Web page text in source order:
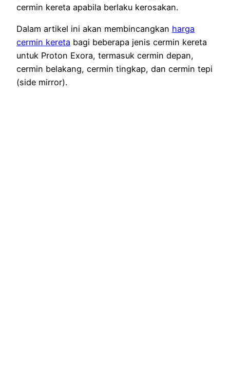
cermin kereta apabila berlaku kerosakan.
Dalam artikel ini akan membincangkan harga
cermin kereta bagi beberapa jenis cermin kereta
untuk Proton Exora, termasuk cermin depan,
cermin belakang, cermin tingkap, dan cermin tepi
(side mirror).